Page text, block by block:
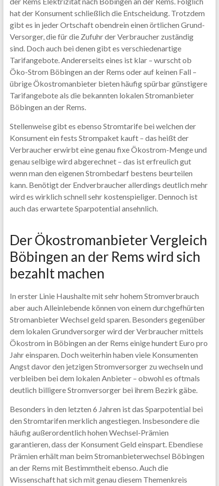
hat der Konsument schließlich die Entscheidung. Trotzdem
gibt es in jeder Ortschaft obendrein einen örtlichen Grund-
Versorger, die für die Zufuhr der Verbraucher zuständig
sind. Doch auch bei denen gibt es verschiedenartige
Tarifangebote. Andererseits eines ist klar – wurscht ob
Öko-Strom Böbingen an der Rems oder auf keinen Fall –
übrige Ökostromanbieter bieten häufig spürbar günstigere
Tarifangebote als die bekannten lokalen Stromanbieter
Böbingen an der Rems.
Stellenweise gibt es ebenso Stromtarife bei welchen der
Konsument ein fests Strompaket kauft – das heißt der
Verbraucher erwirbt eine genau fixe Ökostrom-Menge und
genau selbige wird abgerechnet – das ist erfreulich gut
wenn man den eigenen Strombedarf bestens beurteilen
kann. Benötigt der Endverbraucher allerdings deutlich mehr
wird es wirklich schnell sehr kostenspieliger. Dennoch ist
auch das erwartete Sparpotential ansehnlich.
Der Ökostromanbieter Vergleich
Böbingen an der Rems wird sich
bezahlt machen
In erster Linie Haushalte mit sehr hohem Stromverbrauch
aber auch Alleinlebende können von einem durchgefhürten
Stromanbieter Wechsel geld sparen. Besonders gegenüber
dem lokalen Grundversorger wird der Verbraucher mittels
Ökostrom in Böbingen an der Rems einige hundert Euro pro
Jahr einsparen. Doch weiterhin haben viele Konsumenten
Angst davor den jetzigen Stromversorger zu wechseln und
verbleiben bei dem lokalen Anbieter – obwohl es oftmals
deutlich billigere Stromversorger bei ihrem Bezirk gäbe.
Besonders in den letzten 6 Jahren ist das Sparpotential bei
den Stromtarifen merklich angestiegen. Insbesondere die
häufig außerordentlich hohen Wechsel-Prämien
garantieren, dass der Konsument Geld einspart. Ebendiese
Prämien erhält man beim Stromanbieterwechsel Böbingen
an der Rems mit Bestimmtheit ebenso. Auch die
Wissenschaft hat sich mit genau diesem Themenkreis